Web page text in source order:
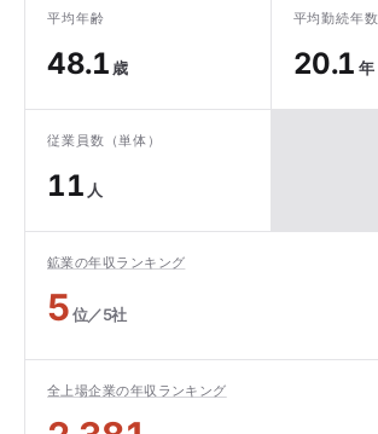
平均年齢
48.1 歳
平均勤続年数
20.1 年
従業員数（単体）
11 人
鉱業の年収ランキング
5位／5社
全上場企業の年収ランキング